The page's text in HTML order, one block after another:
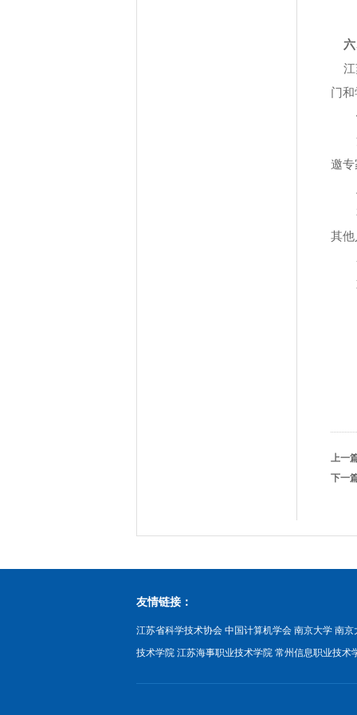
江
门
邀
其
上一
下一
友情链接：
江苏省科学技术协会 中国计算机学会 南京大学 南京
技术学院 江苏海事职业技术学院 常州信息职业技术